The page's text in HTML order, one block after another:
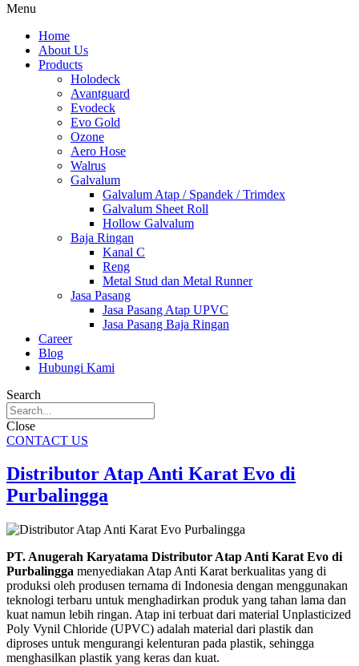
Menu
Home
About Us
Products
Holodeck
Avantguard
Evodeck
Evo Gold
Ozone
Aero Hose
Walrus
Galvalum
Galvalum Atap / Spandek / Trimdex
Galvalum Sheet Roll
Hollow Galvalum
Baja Ringan
Kanal C
Reng
Metal Stud dan Metal Runner
Jasa Pasang
Jasa Pasang Atap UPVC
Jasa Pasang Baja Ringan
Career
Blog
Hubungi Kami
Search
Close
CONTACT US
Distributor Atap Anti Karat Evo di
Purbalingga
PT. Anugerah Karyatama Distributor Atap Anti Karat Evo di
Purbalingga menyediakan Atap Anti Karat berkualitas yang di
produksi oleh produsen ternama di Indonesia dengan menggunakan
teknologi terbaru untuk menghadirkan produk yang tahan lama dan
kuat namun lebih ringan. Atap ini terbuat dari material Unplasticized
Poly Vynil Chloride (UPVC) adalah material dari plastik dan
diproses untuk mengurangi kelenturan pada plastik, sehingga
menghasilkan plastik yang keras dan kuat.